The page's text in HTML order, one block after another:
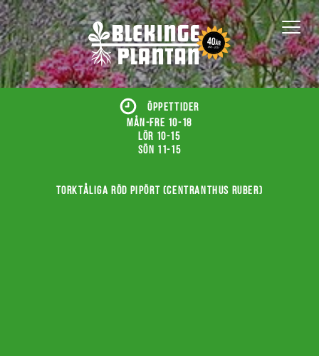
ÖPPETTIDER
Mån-fre 10-18
Lör 10-15
Sön 11-15
Torktåliga röd pipört (Centranthus ruber)